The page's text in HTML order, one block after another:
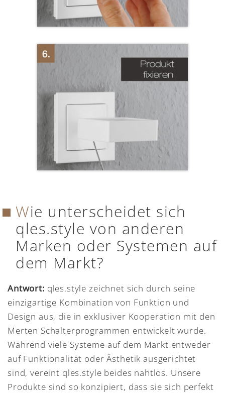
Wie unterscheidet sich
qles.style von anderen
Marken oder Systemen auf
dem Markt?
Antwort: qles.style zeichnet sich durch seine
einzigartige Kombination von Funktion und
Design aus, die in exklusiver Kooperation mit den
Merten Schalterprogrammen entwickelt wurde.
Während viele Systeme auf dem Markt entweder
auf Funktionalität oder Ästhetik ausgerichtet
sind, vereint qles.style beides nahtlos. Unsere
Produkte sind so konzipiert, dass sie sich perfekt